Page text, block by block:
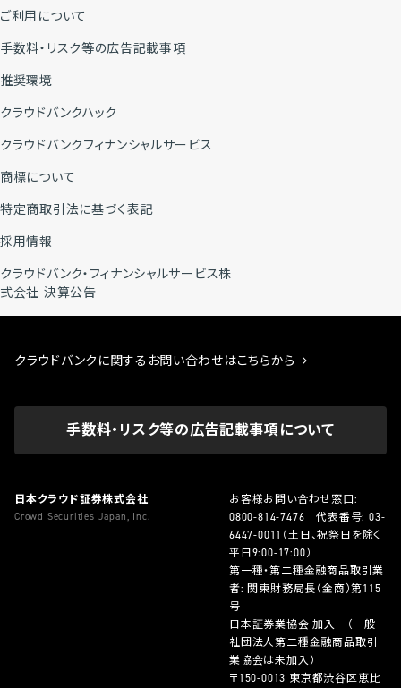
ご利用について
手数料・リスク等の広告記載事項
推奨環境
クラウドバンクハック
クラウドバンクフィナンシャルサービス
商標について
特定商取引法に基づく表記
採用情報
クラウドバンク・フィナンシャルサービス株
式会社 決算公告
クラウドバンクに関するお問い合わせはこちらから
手数料・リスク等の広告記載事項について
日本クラウド証券株式会社
Crowd Securities Japan, Inc.
お客様お問い合わせ窓口:
0800-814-7476 代表番号:03-
6447-0011 （土日、祝祭日を除く
平日9:00-17:00）
第一種・第二種金融商品取引業
者: 関東財務局長（金商）第115
号
日本証券業協会 加入 （一般
社団法人第二種金融商品取引
業協会は未加入）
〒150-0013 東京都渋谷区恵比